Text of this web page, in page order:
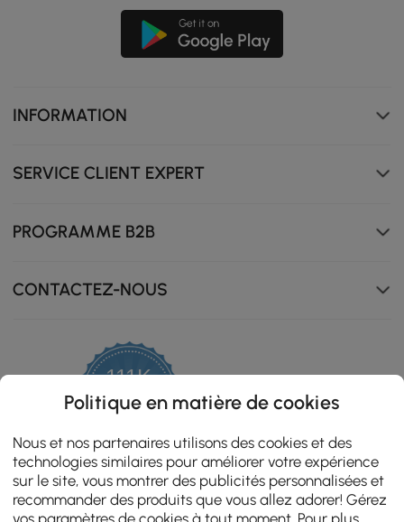
INFORMATION
SERVICE CLIENT EXPERT
PROGRAMME B2B
CONTACTEZ-NOUS
111K
4.8
star
ZERTIFIZIERTE BEWERTUNGEN
Politique en matière de cookies
Nous et nos partenaires utilisons des cookies et des
technologies similaires pour améliorer votre expérience
sur le site, vous montrer des publicités personnalisées et
recommander des produits que vous allez adorer! Gérez
vos paramètres de cookies à tout moment. Pour plus